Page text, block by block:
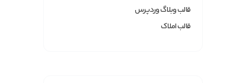
قالب وبلاگ وردپرس
قالب املاک